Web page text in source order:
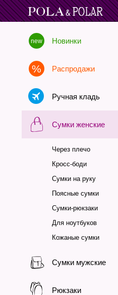
Новинки
Распродажи
Ручная кладь
Сумки женские
Через плечо
Кросс-боди
Сумки на руку
Поясные сумки
Сумки-рюкзаки
Для ноутбуков
Кожаные сумки
Сумки мужские
Рюкзаки